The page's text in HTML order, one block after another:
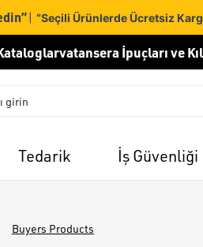
| “Seçili Ürünlerde Ücretsiz
vatansera İpuçları ve
Tedarik İş Güvenliği
Buyers Products